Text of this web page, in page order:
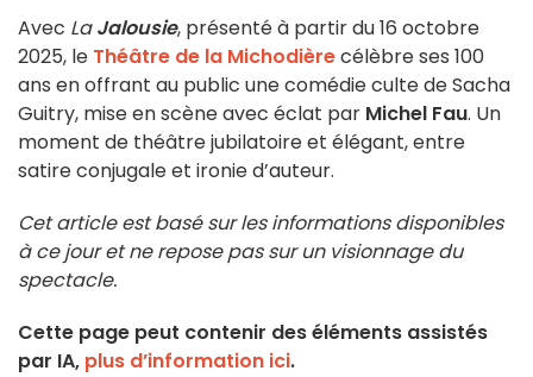
Avec LaJalousie, présenté à partir du 16 octobre
2025, le Théâtre de la Michodièrecélèbre ses 100
ans en offrant au public une comédie culte de Sacha
Guitry, mise en scène avec éclat par Michel Fau. Un
moment de théâtre jubilatoire et élégant, entre
satire conjugale et ironie d’auteur.
Cet article est basé sur les informations disponibles
à ce jour et ne repose pas sur un visionnage du
spectacle.
Cette page peut contenir des éléments assistés
par IA, plus d’information ici.